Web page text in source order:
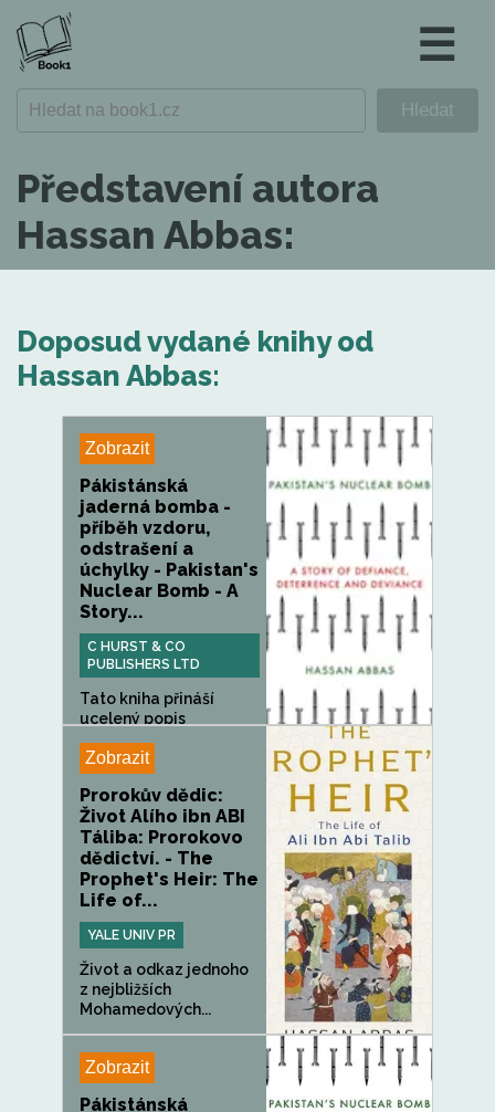
☰
Představení autora
Hassan Abbas:
Doposud vydané knihy od
Hassan Abbas:
Zobrazit
Pákistánská
jaderná bomba -
příběh vzdoru,
odstrašení a
úchylky - Pakistan's
Nuclear Bomb - A
Story...
C HURST & CO
PUBLISHERS LTD
Tato kniha přináší
ucelený popis
Zobrazit
Prorokův dědic:
Život Alího ibn ABI
Táliba: Prorokovo
dědictví. - The
Prophet's Heir: The
Life of...
YALE UNIV PR
Život a odkaz jednoho
z nejbližších
Mohamedových...
Zobrazit
Pákistánská